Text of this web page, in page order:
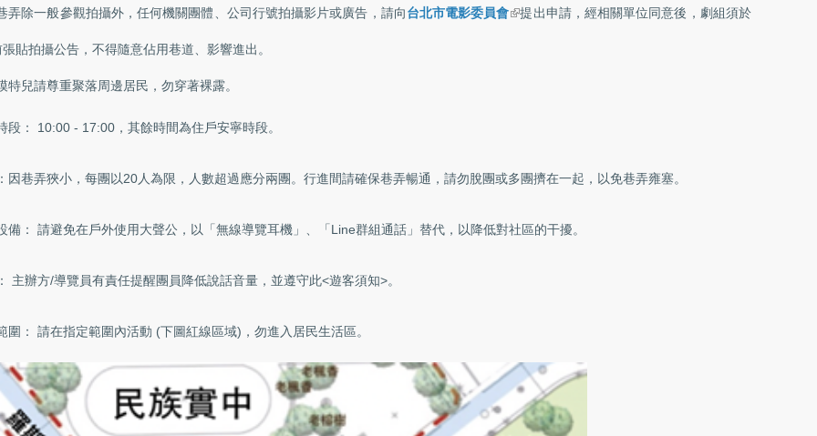
弄除一般參觀拍攝外，任何機關團體、公司行號拍攝影片或廣告，請向台北市電影委員會(link is external)
提出申請，經相關單位同意後，劇組須於
貼拍攝公告，不得隨意佔用巷道、影響進出。
特兒請尊重聚落周邊居民，勿穿著裸露。
段： 10:00 - 17:00，其餘時間為住戶安寧時段。
因巷弄狹小，每團以20人為限，人數超過應分兩團。行進間請確保巷弄暢通，請勿脫團或多團擠在一起，以免巷弄雍塞。
備： 請避免在戶外使用大聲公，以「無線導覽耳機」、「Line群組通話」替代，以降低對社區的干擾。
主辦方/導覽員有責任提醒團員降低說話音量，並遵守此<遊客須知>。
圍： 請在指定範圍內活動 (下圖紅線區域)，勿進入居民生活區。